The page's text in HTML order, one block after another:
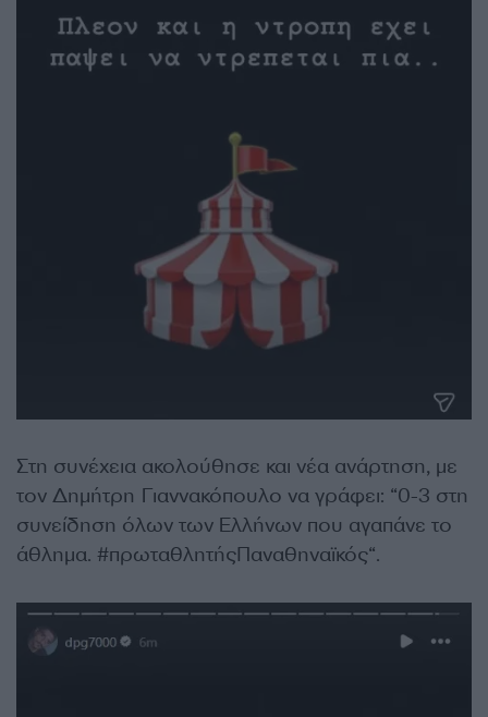
Στη συνέχεια ακολούθησε και νέα ανάρτηση, με
τον Δημήτρη Γιαννακόπουλο να γράφει: “0-3 στη
συνείδηση όλων των Ελλήνων που αγαπάνε το
άθλημα. #πρωταθλητήςΠαναθηναϊκός“.